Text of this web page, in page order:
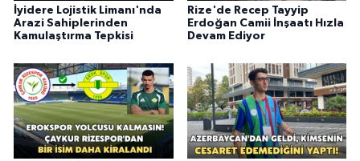
İyidere Lojistik Limanı'nda
Arazi Sahiplerinden
Kamulaştırma Tepkisi
Rize'de Recep Tayyip
Erdoğan Camii İnşaatı Hızla
Devam Ediyor